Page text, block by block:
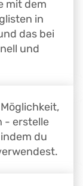
mit dem
in
das bei
und
- erstelle
du